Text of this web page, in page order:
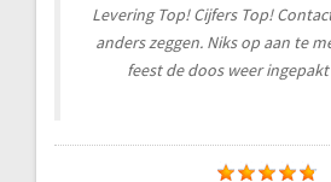
Levering Top! Cijfers Top!
anders zeggen. Niks op aan te
feest de doos weer ingepakt